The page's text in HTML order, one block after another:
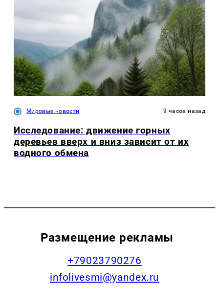
Мировые новости 9 часов назад
Исследование: движение горных
деревьев вверх и вниз зависит от их
водного обмена
Размещение рекламы
+79023790276
infolivesmi@yandex.ru